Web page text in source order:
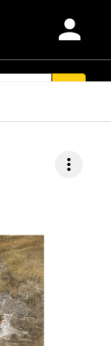
person
more_vert